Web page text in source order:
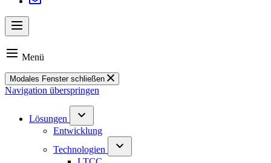
Menü
Modales Fenster schließen
Navigation überspringen
Lösungen
Entwicklung
Technologien